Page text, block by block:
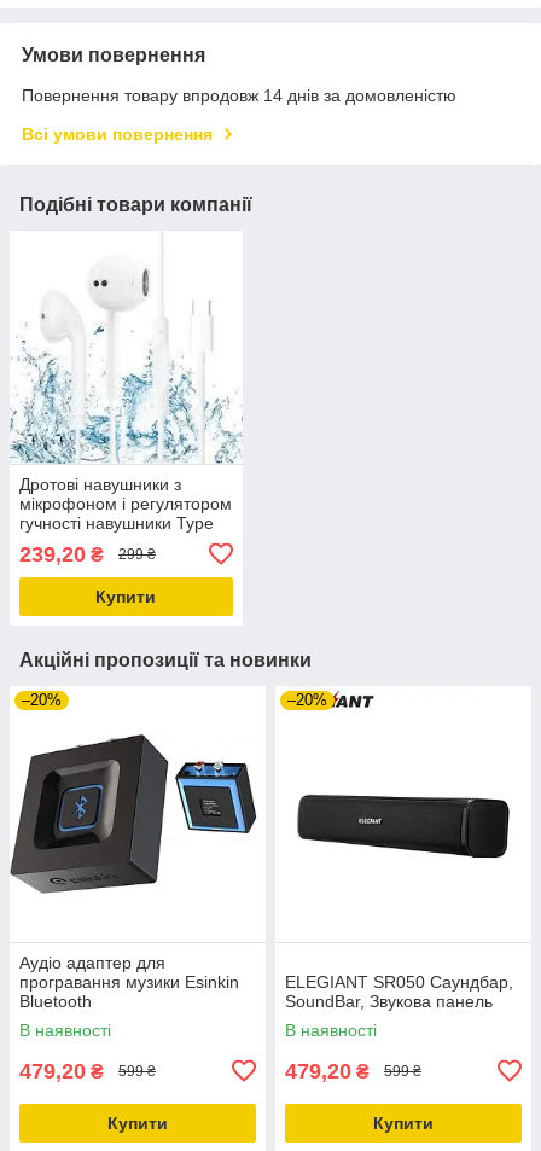
Умови повернення
Повернення товару впродовж 14 днів за домовленістю
Всі умови повернення
Подібні товари компанії
Дротові навушники з
мікрофоном і регулятором
гучності навушники Type
239,20 ₴ 299 ₴
Купити
Акційні пропозиції та новинки
–20%
Аудіо адаптер для
програвання музики Esinkin
Bluetooth
В наявності
479,20 ₴ 599 ₴
Купити
–20%
ELEGIANT SR050 Саундбар,
SoundBar, Звукова панель
В наявності
479,20 ₴ 599 ₴
Купити